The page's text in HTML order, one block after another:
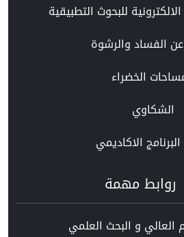
للبحوث التطبيقية
عن الفساد والرشوة
الخضراء
الشكاوي
الاكاديمي
روابط مهمة
العالي و البحث العلمي